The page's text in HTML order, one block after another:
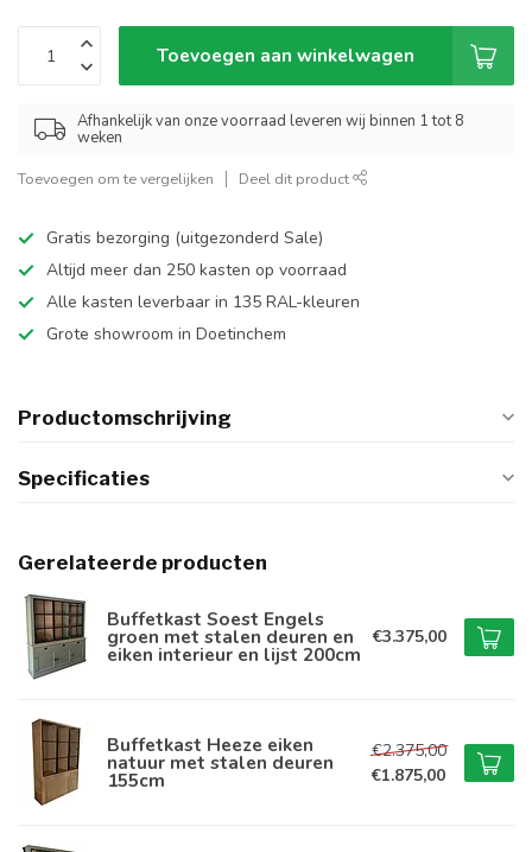
Toevoegen aan winkelwagen
Afhankelijk van onze voorraad leveren wij binnen 1 tot 8
weken
Toevoegen om te vergelijken Deel dit product
Gratis bezorging (uitgezonderd Sale)
Altijd meer dan 250 kasten op voorraad
Alle kasten leverbaar in 135 RAL-kleuren
Grote showroom in Doetinchem
Productomschrijving
Specificaties
Gerelateerde producten
Buffetkast Soest Engels
groen met stalen deuren en
eiken interieur en lijst 200cm
€3.375,00
Buffetkast Heeze eiken
natuur met stalen deuren
155cm
€2.375,00
€1.875,00